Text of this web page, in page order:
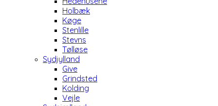
Holbæk
Køge
Stenlille
Stevns
Tølløse
Sydjylland
Give
Grindsted
Kolding
Vejle